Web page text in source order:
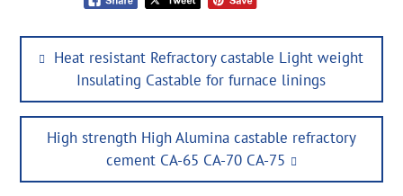
Post
navigation
Previous
post:
Heat resistant Refractory castable Light weight
Insulating Castable for furnace linings
Next
High strength High Alumina castable refractory
cement CA-65 CA-70 CA-75